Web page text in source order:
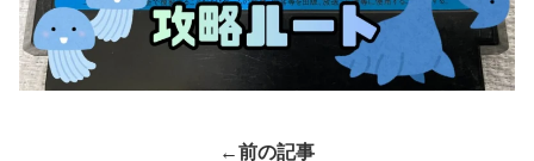
←前の記事